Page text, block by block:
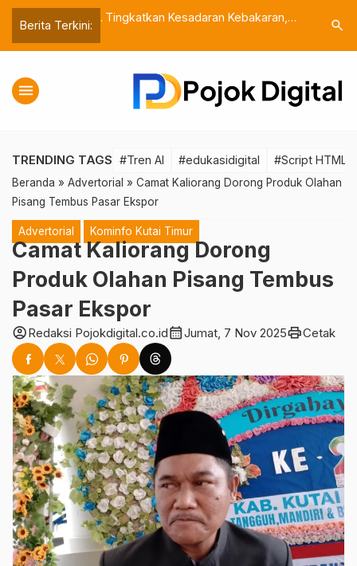
Berita Terkini:
Tingkatkan Kesadaran Kebakaran,
Sosialisasi Intensif
Cap
Anak
search
menu
TRENDING TAGS #Tren AI #edukasidigital #Script HTML
Beranda » Advertorial » Camat Kaliorang Dorong Produk Olahan
Pisang Tembus Pasar Ekspor
Advertorial Kominfo Kutai Timur
Camat Kaliorang Dorong
Produk Olahan Pisang Tembus
Pasar Ekspor
account_circleRedaksi Pojokdigital.co.idcalendar_monthJumat, 7 Nov 2025printCetak